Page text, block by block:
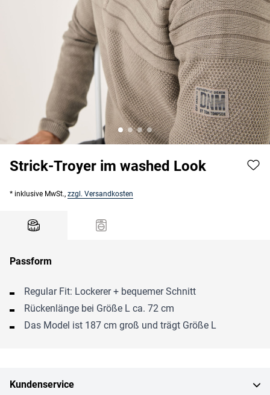
Strick-Troyer im washed Look
* inklusive MwSt., zzgl. Versandkosten
Passform
Regular Fit: Lockerer + bequemer Schnitt
Rückenlänge bei Größe L ca. 72 cm
Das Model ist 187 cm groß und trägt Größe L
Kundenservice